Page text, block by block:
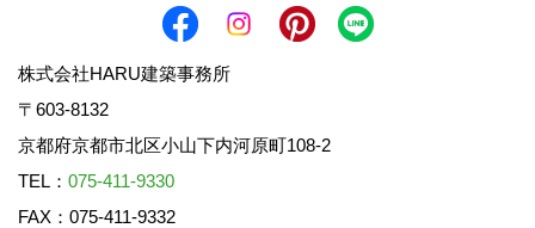
株式会社HARU建築事務所
〒603-8132
京都府京都市北区小山下内河原町108-2
TEL： 075-411-9330
FAX：075-411-9332